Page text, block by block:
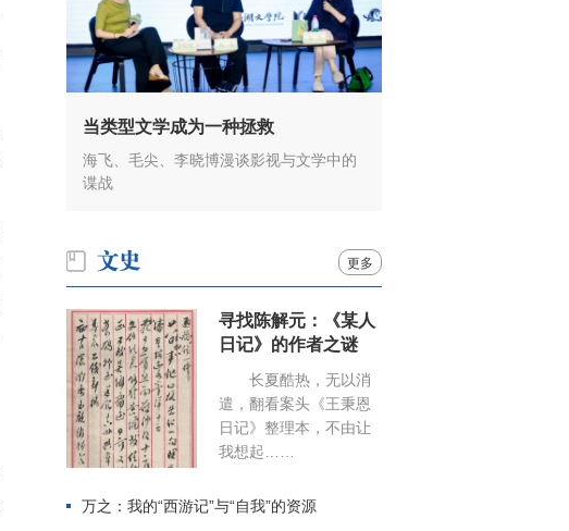
当类型文学成为一种拯救
海飞、毛尖、李晓博漫谈影视与文学中的
谍战
更多
寻找陈解元：《某人
日记》的作者之谜
长夏酷热，无以消
遣，翻看案头《王秉恩
日记》整理本，不由让
我想起……
万之：我的“西游记”与“自我”的资源